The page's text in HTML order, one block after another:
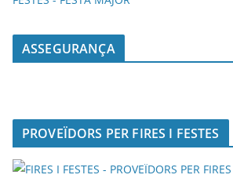
ASSEGURANÇA
PROVEÏDORS PER FIRES I FESTES